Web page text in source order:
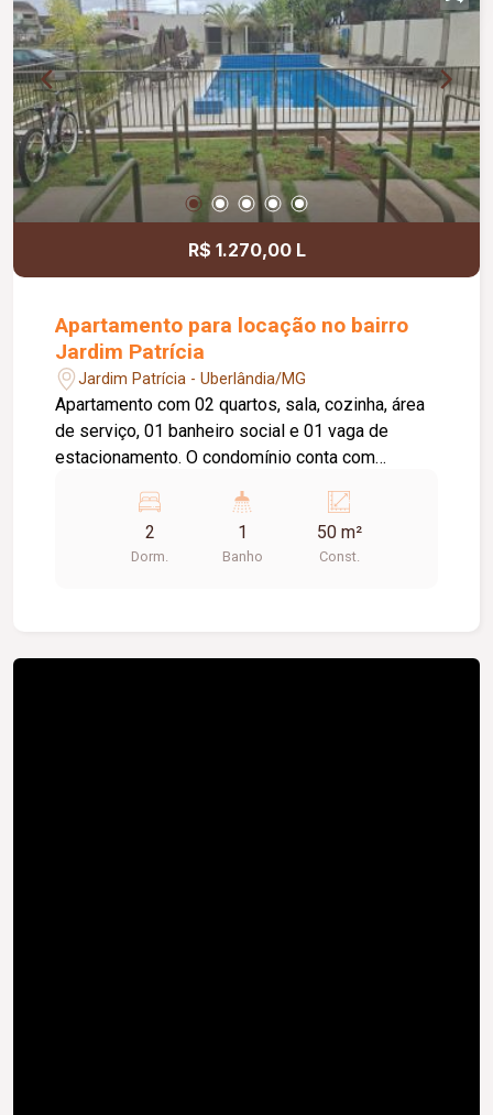
R$ 1.270,00 L
Apartamento para locação no bairro
Jardim Patrícia
Jardim Patrícia - Uberlândia/MG
Apartamento com 02 quartos, sala, cozinha, área
de serviço, 01 banheiro social e 01 vaga de
estacionamento. O condomínio conta com
piscina, playground, salão de festas e
brinquedoteca.
2
Dorm.
1
Banho
50 m²
Const.